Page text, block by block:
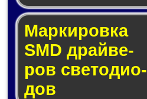
Маркировка
SMD драй­ве­
ров све­то­ди­о­
дов